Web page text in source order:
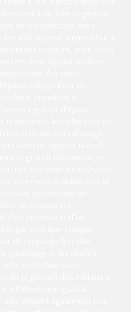
gaspillage et les dépôts
contribue à une
de la gestion des métaux à
à Enlèvement gratuit
devient également une